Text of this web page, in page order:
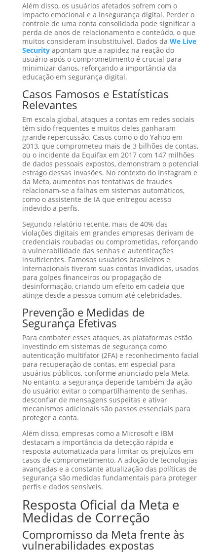
Além disso, os usuários afetados sofrem com o
impacto emocional e a insegurança digital. Perder o
controle de uma conta consolidada pode significar a
perda de anos de relacionamento e conteúdo, o que
muitos consideram insubstituível. Dados da We Live
Securityapontam que a rapidez na reação do
usuário após o comprometimento é crucial para
minimizar danos, reforçando a importância da
educação em segurança digital.
Casos Famosos e Estatísticas
Relevantes
Em escala global, ataques a contas em redes sociais
têm sido frequentes e muitos deles ganharam
grande repercussão. Casos como o do Yahoo em
2013, que comprometeu mais de 3 bilhões de contas,
ou o incidente da Equifax em 2017 com 147 milhões
de dados pessoais expostos, demonstram o potencial
estrago dessas invasões. No contexto do Instagram e
da Meta, aumentos nas tentativas de fraudes
relacionam-se a falhas em sistemas automáticos,
como o assistente de IA que entregou acesso
indevido a perfis.
Segundo relatório recente, mais de 40% das
violações digitais em grandes empresas derivam de
credenciais roubadas ou comprometidas, reforçando
a vulnerabilidade das senhas e autenticações
insuficientes. Famosos usuários brasileiros e
internacionais tiveram suas contas invadidas, usados
para golpes financeiros ou propagação de
desinformação, criando um efeito em cadeia que
atinge desde a pessoa comum até celebridades.
Prevenção e Medidas de
Segurança Efetivas
Para combater esses ataques, as plataformas estão
investindo em sistemas de segurança como
autenticação multifator (2FA) e reconhecimento facial
para recuperação de contas, em especial para
usuários públicos, conforme anunciado pela Meta.
No entanto, a segurança depende também da ação
do usuário: evitar o compartilhamento de senhas,
desconfiar de mensagens suspeitas e ativar
mecanismos adicionais são passos essenciais para
proteger a conta.
Além disso, empresas como a Microsoft e IBM
destacam a importância da detecção rápida e
resposta automatizada para limitar os prejuízos em
casos de comprometimento. A adoção de tecnologias
avançadas e a constante atualização das políticas de
segurança são medidas fundamentais para proteger
perfis e dados sensíveis.
Resposta Oficial da Meta e
Medidas de Correção
Compromisso da Meta frente às
vulnerabilidades expostas